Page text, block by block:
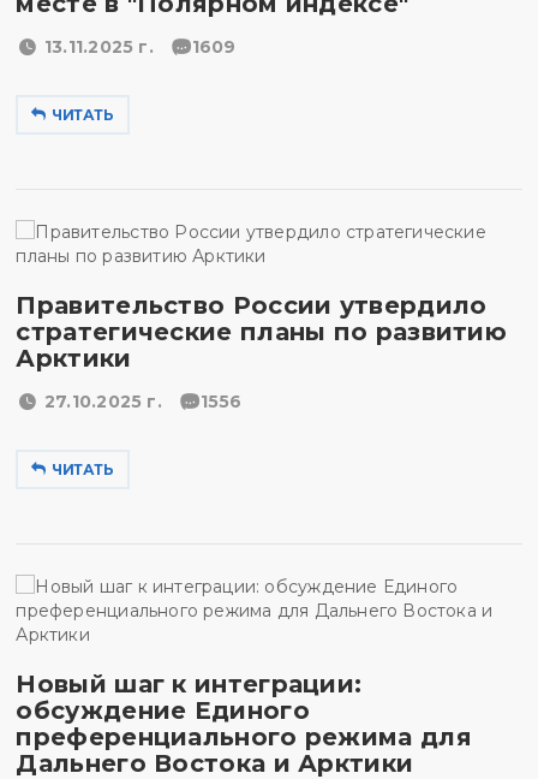
13.11.2025 г. 1609
ЧИТАТЬ
Правительство России утвердило
стратегические планы по развитию
Арктики
27.10.2025 г. 1556
ЧИТАТЬ
Новый шаг к интеграции:
обсуждение Единого
преференциального режима для
Дальнего Востока и Арктики